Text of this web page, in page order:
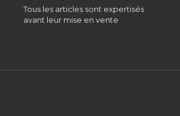
Tous les articles sont expertisés
avant leur mise en vente